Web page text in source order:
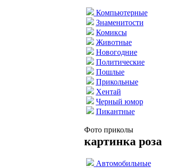
Компьютерные
Знаменитости
Комиксы
Животные
Новогодние
Политические
Пошлые
Прикольные
Хентай
Черный юмор
Пикантные
Фото приколы
картинка роза
Автомобильные